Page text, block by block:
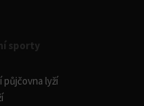
sporty
půjčovna lyží